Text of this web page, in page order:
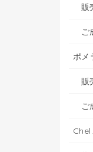
販
ご
ポメ
販
ご